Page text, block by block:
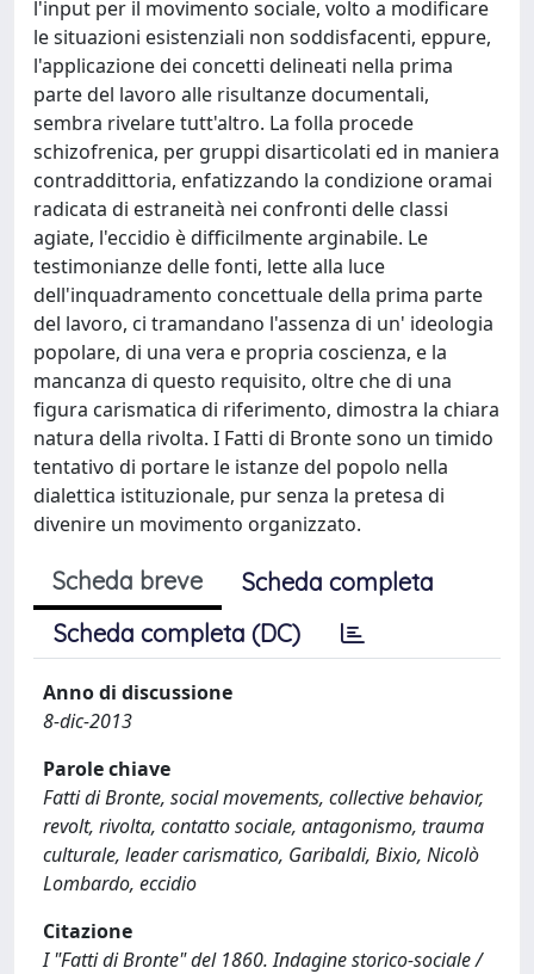
l'input per il movimento sociale, volto a modificare
le situazioni esistenziali non soddisfacenti, eppure,
l'applicazione dei concetti delineati nella prima
parte del lavoro alle risultanze documentali,
sembra rivelare tutt'altro. La folla procede
schizofrenica, per gruppi disarticolati ed in maniera
contraddittoria, enfatizzando la condizione oramai
radicata di estraneità nei confronti delle classi
agiate, l'eccidio è difficilmente arginabile. Le
testimonianze delle fonti, lette alla luce
dell'inquadramento concettuale della prima parte
del lavoro, ci tramandano l'assenza di un' ideologia
popolare, di una vera e propria coscienza, e la
mancanza di questo requisito, oltre che di una
figura carismatica di riferimento, dimostra la chiara
natura della rivolta. I Fatti di Bronte sono un timido
tentativo di portare le istanze del popolo nella
dialettica istituzionale, pur senza la pretesa di
divenire un movimento organizzato.
Scheda breve
Scheda completa
Scheda completa (DC)
Anno di discussione
8-dic-2013
Parole chiave
Fatti di Bronte, social movements, collective behavior,
revolt, rivolta, contatto sociale, antagonismo, trauma
culturale, leader carismatico, Garibaldi, Bixio, Nicolò
Lombardo, eccidio
Citazione
I "Fatti di Bronte" del 1860. Indagine storico-sociale /